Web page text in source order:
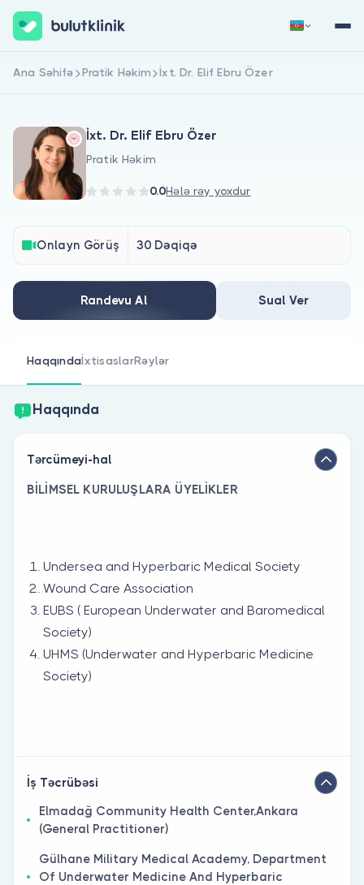
Xəstələr üçün
Həkimlər üçün
Həkim siniz?
Qeydiyyat Daxil Ol
Ana Səhifə Pratik Həkim İxt. Dr. Elif Ebru Özer
İxt. Dr. Elif Ebru Özer
Pratik Həkim
0.0Hələ rəy yoxdur
Onlayn Görüş 30 Dəqiqə
Randevu Al Sual Ver
HaqqındaİxtisaslarRəylər
Haqqında
Tərcümeyi-hal
BİLİMSEL KURULUŞLARA ÜYELİKLER
Undersea and Hyperbaric Medical Society
Wound Care Association
EUBS ( European Underwater and Baromedical
Society)
UHMS (Underwater and Hyperbaric Medicine
Society)
İş Təcrübəsi
Elmadağ Community Health Center,Ankara
(General Practitioner)
Gülhane Military Medical Academy, Department
Of Underwater Medicine And Hyperbaric